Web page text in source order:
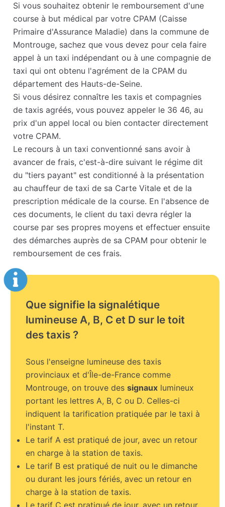
Si vous souhaitez obtenir le remboursement d'une
course à but médical par votre CPAM (Caisse
Primaire d'Assurance Maladie) dans la commune de
Montrouge, sachez que vous devez pour cela faire
appel à un taxi indépendant ou à une compagnie de
taxi qui ont obtenu l'agrément de la CPAM du
département des Hauts-de-Seine.
Si vous désirez connaître les taxis et compagnies
de taxis agréés, vous pouvez appeler le 36 46, au
prix d'un appel local ou bien contacter directement
votre CPAM.
Le recours à un taxi conventionné sans avoir à
avancer de frais, c'est-à-dire suivant le régime dit
du "tiers payant" est conditionné à la présentation
au chauffeur de taxi de sa Carte Vitale et de la
prescription médicale de la course. En l'absence de
ces documents, le client du taxi devra régler la
course par ses propres moyens et effectuer ensuite
des démarches auprès de sa CPAM pour obtenir le
remboursement de ces frais.
Que signifie la signalétique
lumineuse A, B, C et D sur le toit
des taxis ?
Sous l'enseigne lumineuse des taxis
provinciaux et d'Île-de-France comme
Montrouge, on trouve dessignaux lumineux
portant les lettres A, B, C ou D. Celles-ci
indiquent la tarification pratiquée par le taxi à
l'instant T.
Le tarif A est pratiqué de jour, avec un retour
en charge à la station de taxis.
Le tarif B est pratiqué de nuit ou le dimanche
ou durant les jours fériés, avec un retour en
charge à la station de taxis.